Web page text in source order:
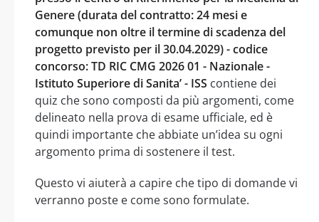
Genere (durata del contratto: 24 mesi e
comunque non oltre il termine di scadenza del
progetto previsto per il 30.04.2029) - codice
concorso: TD RIC CMG 2026 01 - Nazionale -
Istituto Superiore di Sanita’ - ISS contiene dei
quiz che sono composti da più argomenti, come
delineato nella prova di esame ufficiale, ed è
quindi importante che abbiate un’idea su ogni
argomento prima di sostenere il test.
Questo vi aiuterà a capire che tipo di domande vi
verranno poste e come sono formulate.